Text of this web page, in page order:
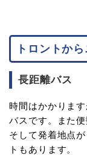
トロントか
長距離バス
時間はかかります
バスです。また
そして発着地点
トもあります。